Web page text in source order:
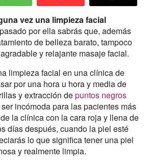
vez una limpieza facial
por ella sabrás que, además
de belleza barato, tampoco
y relajante masaje facial.
limpieza facial en una clínica de
por una hora u hora y media de
y extracción depuntos negros
incómoda para las pacientes más
la clínica con la cara roja y llena de
días después, cuando la piel esté
lo que significa tener una piel
y realmente limpia.